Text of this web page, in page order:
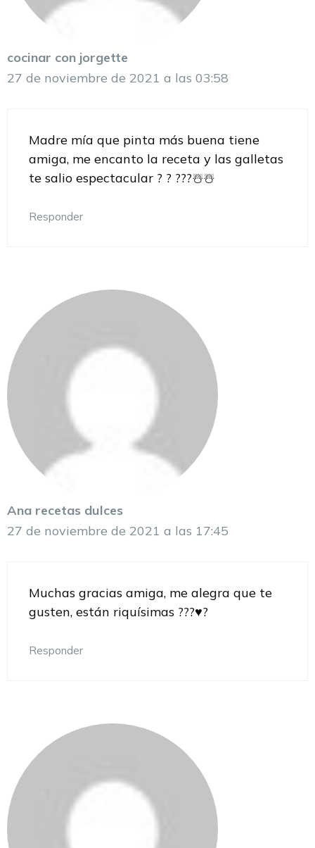
cocinar con jorgette
27 de noviembre de 2021 a las 03:58
Madre mía que pinta más buena tiene
amiga, me encanto la receta y las galletas
te salio espectacular ? ? ???☃️☃️
Responder
Ana recetas dulces
27 de noviembre de 2021 a las 17:45
Muchas gracias amiga, me alegra que te
gusten, están riquísimas ???♥️?
Responder